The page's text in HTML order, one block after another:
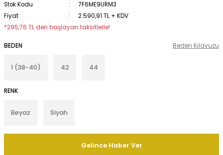
Stok Kodu
7F6ME9URM3
Fiyat
2.590,91 TL + KDV
*295,76 TL den başlayan taksitlerle!
BEDEN
1 (38-40) 42 44
RENK
Beyaz Siyah
Beden Kılavuzu
Gelince Haber Ver